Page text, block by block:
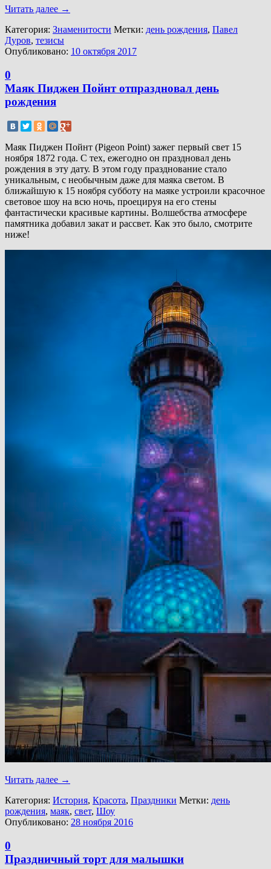
Читать далее →
Категория: Знаменитости Метки: день рождения, Павел
Дуров, тезисы
Опубликовано: 10 октября 2017
0
Маяк Пиджен Пойнт отпраздновал день
рождения
Маяк Пиджен Пойнт (Pigeon Point) зажег первый свет 15
ноября 1872 года. С тех, ежегодно он праздновал день
рождения в эту дату. В этом году празднование стало
уникальным, с необычным даже для маяка светом. В
ближайшую к 15 ноября субботу на маяке устроили красочное
световое шоу на всю ночь, проецируя на его стены
фантастически красивые картины. Волшебства атмосфере
памятника добавил закат и рассвет. Как это было, смотрите
ниже!
Читать далее →
Категория: История, Красота, Праздники Метки: день
рождения, маяк, свет, Шоу
Опубликовано: 28 ноября 2016
0
Праздничный торт для малышки